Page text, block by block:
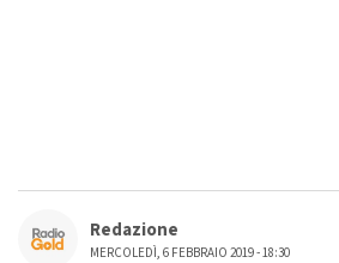
Redazione
MERCOLEDÌ, 6 FEBBRAIO 2019 - 18:30